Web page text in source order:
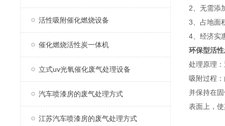
活性吸附催化燃烧设备
催化燃烧活性炭一体机
立式uv光氧催化废气处理设备
汽车喷漆房的废气处理方式
江苏汽车喷漆房的废气处理方式
2、无需添
3、占地面
4、经济实
环保型活
处理原理
吸附过程
并保持在
表面上，